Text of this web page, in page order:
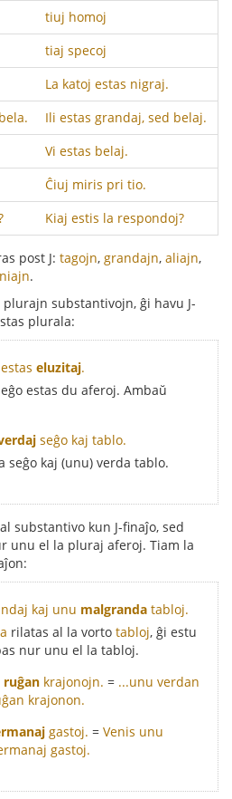
tiuj homoj
tiaj specoj
La katoj estas nigraj.
Ili estas grandaj, sed belaj.
Vi estas belaj.
Ĉiuj miris pri tio.
Kiaj estis la respondoj?
post J: tagojn, grandajn, aliajn,
.
substantivojn, ĝi havu J-
plurala:
eluzitaj.
estas du aferoj. Ambaŭ
seĝo kaj tablo.
seĝo kaj (unu) verda tablo.
substantivo kun J-finaĵo, sed
unu el la pluraj aferoj. Tiam la
kaj unu malgranda tabloj.
rilatas al la vorto tabloj, ĝi estu
nur unu el la tabloj.
ruĝan krajonojn. = ...unu verdan
krajonon.
gastoj. = Venis unu
gastoj.